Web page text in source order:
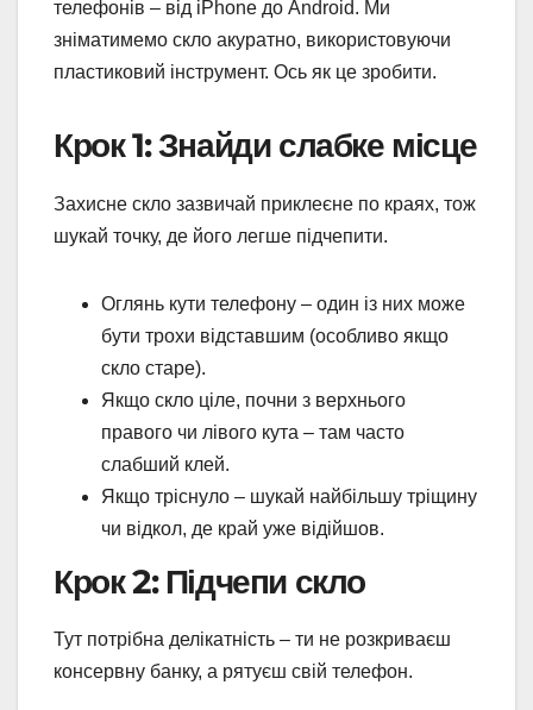
телефонів – від iPhone до Android. Ми
зніматимемо скло акуратно, використовуючи
пластиковий інструмент. Ось як це зробити.
Крок 1: Знайди слабке місце
Захисне скло зазвичай приклеєне по краях, тож
шукай точку, де його легше підчепити.
Оглянь кути телефону – один із них може
бути трохи відставшим (особливо якщо
скло старе).
Якщо скло ціле, почни з верхнього
правого чи лівого кута – там часто
слабший клей.
Якщо тріснуло – шукай найбільшу тріщину
чи відкол, де край уже відійшов.
Крок 2: Підчепи скло
Тут потрібна делікатність – ти не розкриваєш
консервну банку, а рятуєш свій телефон.